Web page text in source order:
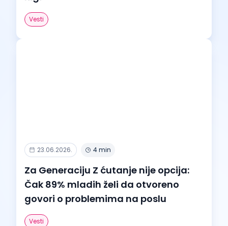
Vesti
23.06.2026. 4 min
Za Generaciju Z ćutanje nije opcija:
Čak 89% mladih želi da otvoreno
govori o problemima na poslu
Vesti